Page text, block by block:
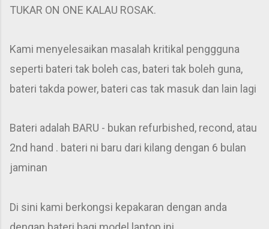
TUKAR ON ONE KALAU ROSAK.
Kami menyelesaikan masalah kritikal penggguna
seperti bateri tak boleh cas, bateri tak boleh guna,
bateri takda power, bateri cas tak masuk dan lain lagi
Bateri adalah BARU - bukan refurbished, recond, atau
2nd hand . bateri ni baru dari kilang dengan 6 bulan
jaminan
Di sini kami berkongsi kepakaran dengan anda